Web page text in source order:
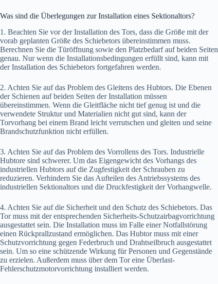
Was sind die Überlegungen zur Installation eines Sektionaltors?
1. Beachten Sie vor der Installation des Tors, dass die Größe mit der
vorab geplanten Größe des Schiebetors übereinstimmen muss.
Berechnen Sie die Türöffnung sowie den Platzbedarf auf beiden Seiten
genau. Nur wenn die Installationsbedingungen erfüllt sind, kann mit
der Installation des Schiebetors fortgefahren werden.
2. Achten Sie auf das Problem des Gleitens des Hubtors. Die Ebenen
der Schienen auf beiden Seiten der Installation müssen
übereinstimmen. Wenn die Gleitfläche nicht tief genug ist und die
verwendete Struktur und Materialien nicht gut sind, kann der
Torvorhang bei einem Brand leicht verrutschen und gleiten und seine
Brandschutzfunktion nicht erfüllen.
3. Achten Sie auf das Problem des Vorrollens des Tors. Industrielle
Hubtore sind schwerer. Um das Eigengewicht des Vorhangs des
industriellen Hubtors auf die Zugfestigkeit der Schrauben zu
reduzieren. Verhindern Sie das Aufteilen des Antriebssystems des
industriellen Sektionaltors und die Druckfestigkeit der Vorhangwelle.
4. Achten Sie auf die Sicherheit und den Schutz des Schiebetors. Das
Tor muss mit der entsprechenden Sicherheits-Schutzairbagvorrichtung
ausgestattet sein. Die Installation muss im Falle einer Notfallstörung
einen Rückprallzustand ermöglichen. Das Hubtor muss mit einer
Schutzvorrichtung gegen Federbruch und Drahtseilbruch ausgestattet
sein. Um so eine schützende Wirkung für Personen und Gegenstände
zu erzielen. Außerdem muss über dem Tor eine Überlast-
Fehlerschutzmotorvorrichtung installiert werden.